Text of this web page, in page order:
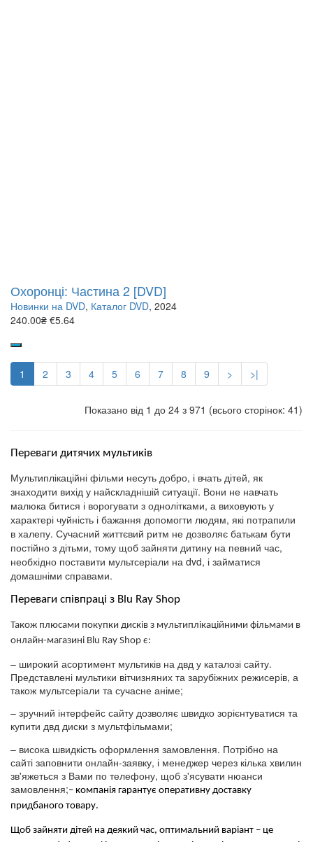
Охоронці: Частина 2 [DVD]
Новинки на DVD, Каталог DVD, 2024
240.00₴ €5.64
1 2 3 4 5 6 7 8 9 > >|
Показано від 1 до 24 з 971 (всього сторінок: 41)
Переваги дитячих мультиків
Мультиплікаційні фільми несуть добро, і вчать дітей, як
знаходити вихід у найскладнішій ситуації. Вони не навчать
малюка битися і ворогувати з однолітками, а виховують у
характері чуйність і бажання допомогти людям, які потрапили
в халепу. Сучасний життєвий ритм не дозволяє батькам бути
постійно з дітьми, тому щоб зайняти дитину на певний час,
необхідно поставити мультсеріали на dvd, і займатися
домашніми справами.
Переваги співпраці з Blu Ray Shop
Також плюсами покупки дисків з мультиплікаційними фільмами в
онлайн-магазині Blu Ray Shop є:
– широкий асортимент мультиків на двд у каталозі сайту.
Представлені мультики вітчизняних та зарубіжних режисерів, а
також мультсеріали та сучасне аніме;
– зручний інтерфейс сайту дозволяє швидко зорієнтуватися та
купити двд диски з мультфільмами;
– висока швидкість оформлення замовлення. Потрібно на
сайті заповнити онлайн-заявку, і менеджер через кілька хвилин
зв'яжеться з Вами по телефону, щоб з'ясувати нюанси
замовлення;– компанія гарантує оперативну доставку
придбаного товару.
Щоб зайняти дітей на деякий час, оптимальний варіант – це